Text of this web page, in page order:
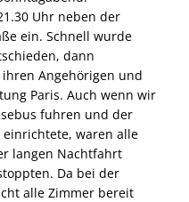
Uhr neben der
ein. Schnell wurde
dann
Angehörigen und
Paris. Auch wenn wir
fuhren und der
einrichtete, waren alle
langen Nachtfahrt
Da bei der
alle Zimmer bereit